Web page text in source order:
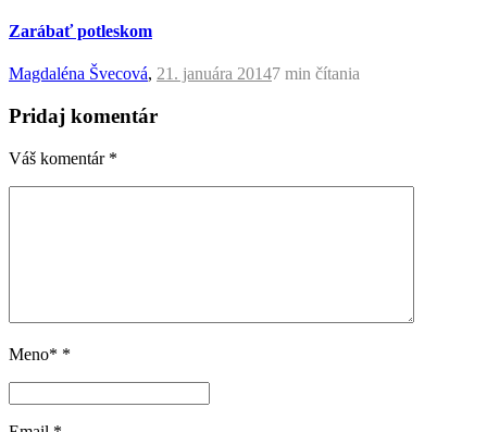
Zarábať potleskom
Magdaléna Švecová, 21. januára 20147 min čítania
Pridaj komentár
Váš komentár *
Meno* *